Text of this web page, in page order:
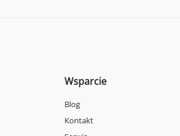
Wsparcie
Blog
Kontakt